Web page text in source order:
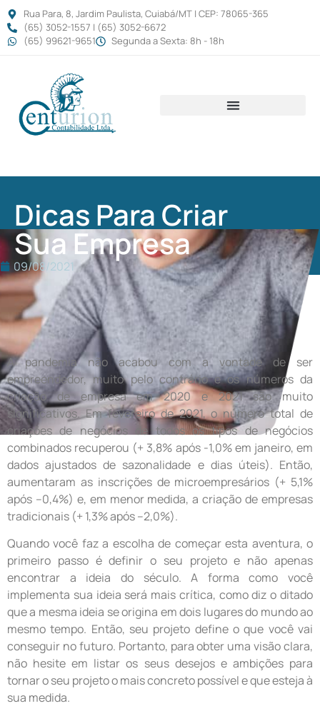
Rua Para, 8, Jardim Paulista, Cuiabá/MT | CEP: 78065-365
(65) 3052-1557 | (65) 3052-6672
(65) 99621-9651
Segunda a Sexta: 8h - 18h
Dicas Para Criar
Sua Empresa
09/08/2021
A pandemia não acabou com a vontade de ser
empreendedor, muito pelo contrário e os números da
criação de empresa em 2020 e 2021 são muito
significativos. Em fevereiro de 2021, o número total de
criações de negócios de todos os tipos de negócios
combinados recuperou (+ 3,8% após -1,0% em janeiro, em
dados ajustados de sazonalidade e dias úteis). Então,
aumentaram as inscrições de microempresários (+ 5,1%
após –0,4%) e, em menor medida, a criação de empresas
tradicionais (+ 1,3% após –2,0%).
Quando você faz a escolha de começar esta aventura, o
primeiro passo é definir o seu projeto e não apenas
encontrar a ideia do século. A forma como você
implementa sua ideia será mais crítica, como diz o ditado
que a mesma ideia se origina em dois lugares do mundo ao
mesmo tempo. Então, seu projeto define o que você vai
conseguir no futuro. Portanto, para obter uma visão clara,
não hesite em listar os seus desejos e ambições para
tornar o seu projeto o mais concreto possível e que esteja à
sua medida.